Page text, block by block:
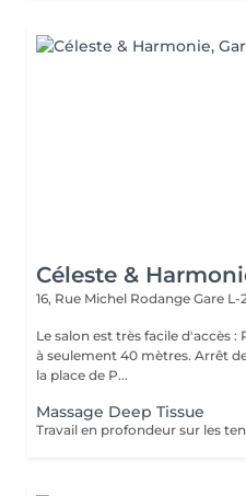
Céleste &
16, Rue Michel Rodange Gare L-
Le salon est très facile d'accès : Parking souterrain Martyrs situé
à seulement 40 mètres. Arrêt de tram à proximité direct ( arrêt
la place de P...
Massage Deep Tissue
Travail en profondeur sur les